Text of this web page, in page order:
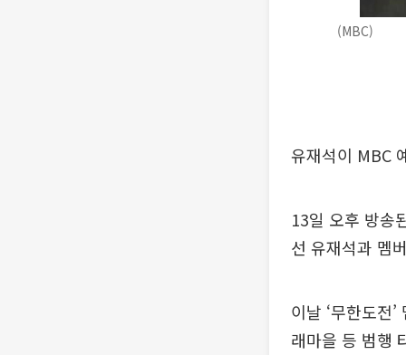
(MBC)
유재석이 MBC
13일 오후 방송
선 유재석과 멤
이날 ‘무한도전
래마을 등 범행